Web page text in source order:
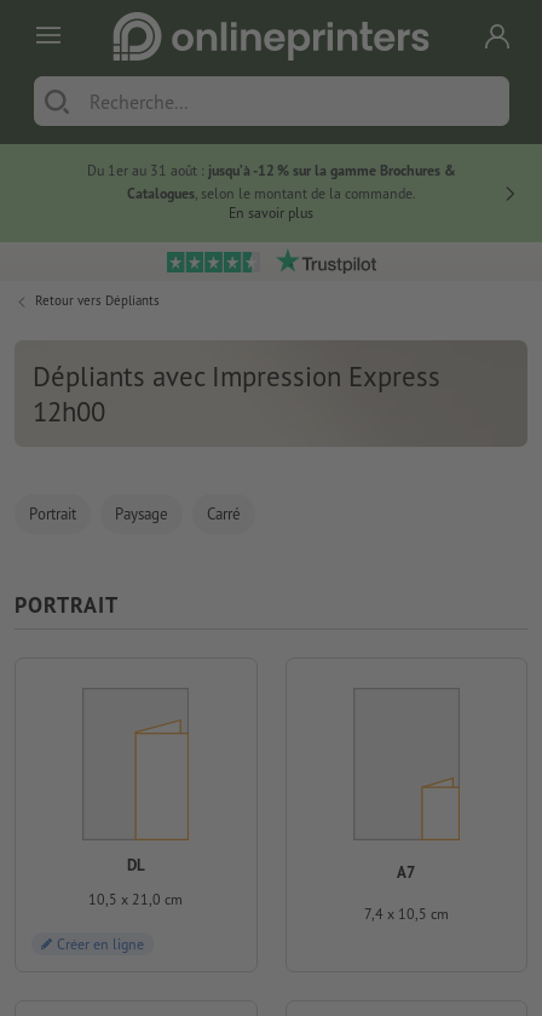
Du 1er au 31 août : jusqu’à -12 % sur la gamme Brochures &
Catalogues, selon le montant de la commande.
En savoir plus
Retour vers Dépliants
Dépliants avec Impression Express
12h00
Portrait Paysage Carré
PORTRAIT
DL
10,5 x 21,0 cm
Créer en ligne
A7
7,4 x 10,5 cm